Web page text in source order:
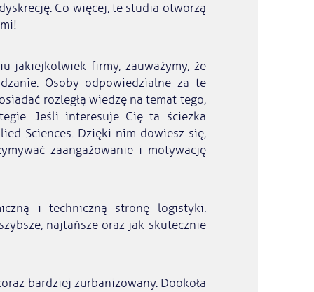
Co więcej, te studia otworzą
jakiejkolwiek firmy, zauważymy, że
Osoby odpowiedzialne za te
rozległą wiedzę na temat tego,
Jeśli interesuje Cię ta ścieżka
Sciences. Dzięki nim dowiesz się,
zaangażowanie i motywację
i techniczną stronę logistyki.
najtańsze oraz jak skutecznie
bardziej zurbanizowany. Dookoła